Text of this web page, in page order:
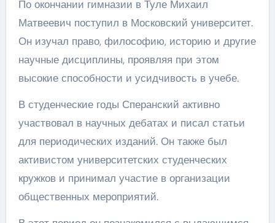
По окончании гимназии в Туле Михаил
Матвеевич поступил в Московский университет.
Он изучал право, философию, историю и другие
научные дисциплины, проявляя при этом
высокие способности и усидчивость в учебе.
В студенческие годы Сперанский активно
участвовал в научных дебатах и писал статьи
для периодических изданий. Он также был
активистом университетских студенческих
кружков и принимал участие в организации
общественных мероприятий.